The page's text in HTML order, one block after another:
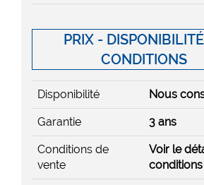
PRIX -
CONDITIONS
Disponibilité Nous
Garantie 3 ans
Conditions de
vente
Voir le